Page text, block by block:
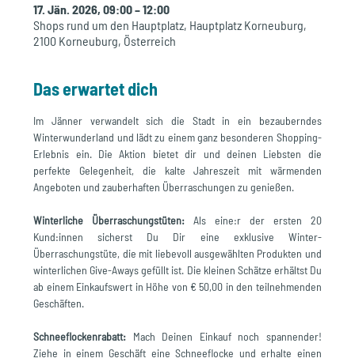
17. Jän. 2026, 09:00 – 12:00
Shops rund um den Hauptplatz, Hauptplatz Korneuburg,
2100 Korneuburg, Österreich
Das erwartet dich
Im Jänner verwandelt sich die Stadt in ein bezauberndes
Winterwunderland und lädt zu einem ganz besonderen Shopping-
Erlebnis ein. Die Aktion bietet dir und deinen Liebsten die
perfekte Gelegenheit, die kalte Jahreszeit mit wärmenden
Angeboten und zauberhaften Überraschungen zu genießen.
Winterliche Überraschungstüten: Als eine:r der ersten 20
Kund:innen sicherst Du Dir eine exklusive Winter-
Überraschungstüte, die mit liebevoll ausgewählten Produkten und
winterlichen Give-Aways gefüllt ist. Die kleinen Schätze erhältst Du
ab einem Einkaufswert in Höhe von € 50,00 in den teilnehmenden
Geschäften.
Schneeflockenrabatt: Mach Deinen Einkauf noch spannender!
Ziehe in einem Geschäft eine Schneeflocke und erhalte einen